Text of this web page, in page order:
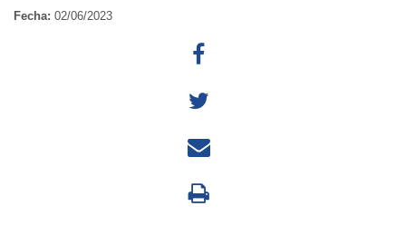
Fecha: 02/06/2023